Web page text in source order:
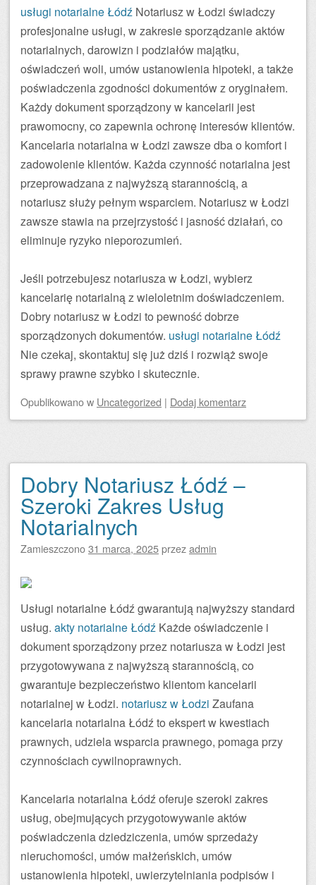
usługi notarialne Łódź Notariusz w Łodzi świadczy
profesjonalne usługi, w zakresie sporządzanie aktów
notarialnych, darowizn i podziałów majątku,
oświadczeń woli, umów ustanowienia hipoteki, a także
poświadczenia zgodności dokumentów z oryginałem.
Każdy dokument sporządzony w kancelarii jest
prawomocny, co zapewnia ochronę interesów klientów.
Kancelaria notarialna w Łodzi zawsze dba o komfort i
zadowolenie klientów. Każda czynność notarialna jest
przeprowadzana z najwyższą starannością, a
notariusz służy pełnym wsparciem. Notariusz w Łodzi
zawsze stawia na przejrzystość i jasność działań, co
eliminuje ryzyko nieporozumień.
Jeśli potrzebujesz notariusza w Łodzi, wybierz
kancelarię notarialną z wieloletnim doświadczeniem.
Dobry notariusz w Łodzi to pewność dobrze
sporządzonych dokumentów. usługi notarialne Łódź
Nie czekaj, skontaktuj się już dziś i rozwiąż swoje
sprawy prawne szybko i skutecznie.
Opublikowanow Uncategorized | Dodaj komentarz
Dobry Notariusz Łódź –
Szeroki Zakres Usług
Notarialnych
Zamieszczono31 marca, 2025przezadmin
Usługi notarialne Łódź gwarantują najwyższy standard
usług. akty notarialne Łódź Każde oświadczenie i
dokument sporządzony przez notariusza w Łodzi jest
przygotowywana z najwyższą starannością, co
gwarantuje bezpieczeństwo klientom kancelarii
notarialnej w Łodzi. notariusz w Łodzi Zaufana
kancelaria notarialna Łódź to ekspert w kwestiach
prawnych, udziela wsparcia prawnego, pomaga przy
czynnościach cywilnoprawnych.
Kancelaria notarialna Łódź oferuje szeroki zakres
usług, obejmujących przygotowywanie aktów
poświadczenia dziedziczenia, umów sprzedaży
nieruchomości, umów małżeńskich, umów
ustanowienia hipoteki, uwierzytelniania podpisów i